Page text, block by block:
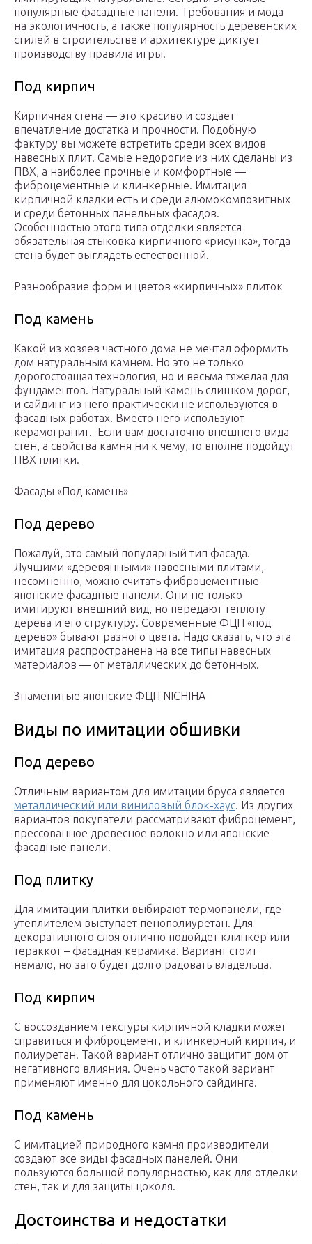
популярные фасадные панели. Требования и мода
на экологичность, а также популярность деревенских
стилей в строительстве и архитектуре диктует
производству правила игры.
Под кирпич
Кирпичная стена — это красиво и создает
впечатление достатка и прочности. Подобную
фактуру вы можете встретить среди всех видов
навесных плит. Самые недорогие из них сделаны из
ПВХ, а наиболее прочные и комфортные —
фиброцементные и клинкерные. Имитация
кирпичной кладки есть и среди алюмокомпозитных
и среди бетонных панельных фасадов.
Особенностью этого типа отделки является
обязательная стыковка кирпичного «рисунка», тогда
стена будет выглядеть естественной.
Разнообразие форм и цветов «кирпичных» плиток
Под камень
Какой из хозяев частного дома не мечтал оформить
дом натуральным камнем. Но это не только
дорогостоящая технология, но и весьма тяжелая для
фундаментов. Натуральный камень слишком дорог,
и сайдинг из него практически не используются в
фасадных работах. Вместо него используют
керамогранит. Если вам достаточно внешнего вида
стен, а свойства камня ни к чему, то вполне подойдут
ПВХ плитки.
Фасады «Под камень»
Под дерево
Пожалуй, это самый популярный тип фасада.
Лучшими «деревянными» навесными плитами,
несомненно, можно считать фиброцементные
японские фасадные панели. Они не только
имитируют внешний вид, но передают теплоту
дерева и его структуру. Современные ФЦП «под
дерево» бывают разного цвета. Надо сказать, что эта
имитация распространена на все типы навесных
материалов — от металлических до бетонных.
Знаменитые японские ФЦП NICHIHA
Виды по имитации обшивки
Под дерево
Отличным вариантом для имитации бруса является
металлический или виниловый блок-хаус. Из других
вариантов покупатели рассматривают фиброцемент,
прессованное древесное волокно или японские
фасадные панели.
Под плитку
Для имитации плитки выбирают термопанели, где
утеплителем выступает пенополиуретан. Для
декоративного слоя отлично подойдет клинкер или
тераккот – фасадная керамика. Вариант стоит
немало, но зато будет долго радовать владельца.
Под кирпич
С воссозданием текстуры кирпичной кладки может
справиться и фиброцемент, и клинкерный кирпич, и
полиуретан. Такой вариант отлично защитит дом от
негативного влияния. Очень часто такой вариант
применяют именно для цокольного сайдинга.
Под камень
С имитацией природного камня производители
создают все виды фасадных панелей. Они
пользуются большой популярностью, как для отделки
стен, так и для защиты цоколя.
Достоинства и недостатки